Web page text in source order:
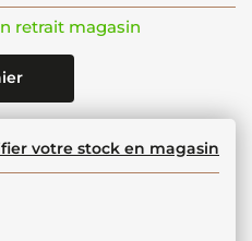
retrait magasin
votre stock en magasin